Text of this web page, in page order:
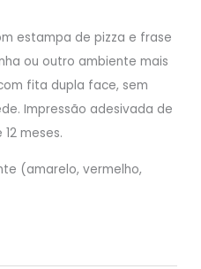
estampa de pizza e frase
ou outro ambiente mais
fita dupla face, sem
Impressão adesivada de
meses.
(amarelo, vermelho,